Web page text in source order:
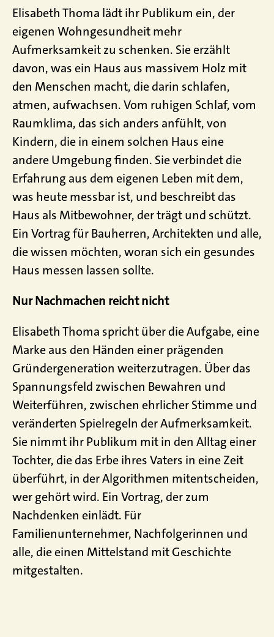
Elisabeth Thoma lädt ihr Publikum ein, der
eigenen Wohngesundheit mehr
Aufmerksamkeit zu schenken. Sie erzählt
davon, was ein Haus aus massivem Holz mit
den Menschen macht, die darin schlafen,
atmen, aufwachsen. Vom ruhigen Schlaf, vom
Raumklima, das sich anders anfühlt, von
Kindern, die in einem solchen Haus eine
andere Umgebung finden. Sie verbindet die
Erfahrung aus dem eigenen Leben mit dem,
was heute messbar ist, und beschreibt das
Haus als Mitbewohner, der trägt und schützt.
Ein Vortrag für Bauherren, Architekten und alle,
die wissen möchten, woran sich ein gesundes
Haus messen lassen sollte.
Nur Nachmachen reicht nicht
Elisabeth Thoma spricht über die Aufgabe, eine
Marke aus den Händen einer prägenden
Gründergeneration weiterzutragen. Über das
Spannungsfeld zwischen Bewahren und
Weiterführen, zwischen ehrlicher Stimme und
veränderten Spielregeln der Aufmerksamkeit.
Sie nimmt ihr Publikum mit in den Alltag einer
Tochter, die das Erbe ihres Vaters in eine Zeit
überführt, in der Algorithmen mitentscheiden,
wer gehört wird. Ein Vortrag, der zum
Nachdenken einlädt. Für
Familienunternehmer, Nachfolgerinnen und
alle, die einen Mittelstand mit Geschichte
mitgestalten.